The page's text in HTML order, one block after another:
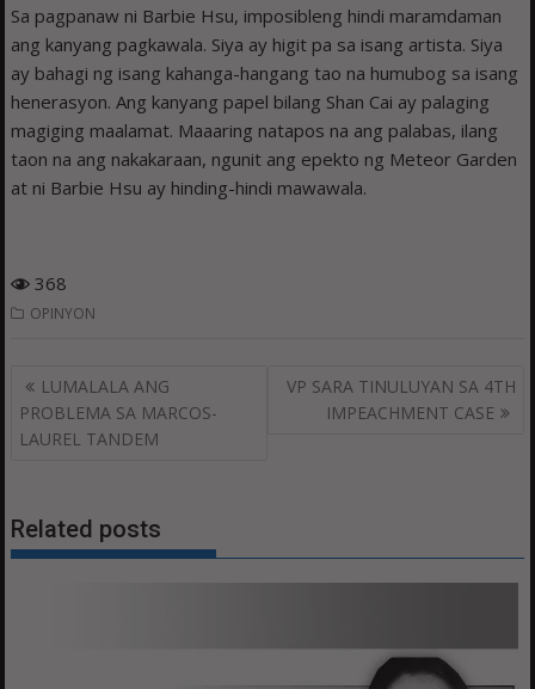
Sa pagpanaw ni Barbie Hsu, imposibleng hindi maramdaman
ang kanyang pagkawala. Siya ay higit pa sa isang artista. Siya
ay bahagi ng isang kahanga-hangang tao na humubog sa isang
henerasyon. Ang kanyang papel bilang Shan Cai ay palaging
magiging maalamat. Maaaring natapos na ang palabas, ilang
taon na ang nakakaraan, ngunit ang epekto ng Meteor Garden
at ni Barbie Hsu ay hinding-hindi mawawala.
368
OPINYON
Post
navigation
LUMALALA ANG
PROBLEMA SA MARCOS-
LAUREL TANDEM
VP SARA TINULUYAN SA 4TH
IMPEACHMENT CASE
Related posts